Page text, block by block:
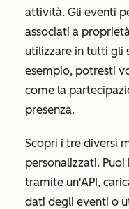
attività. Gli eventi
associati a
utilizzare in tutti gli
esempio, potresti
come la
presenza.
Scopri i tre diversi
personalizzati.
tramite un'API,
dati degli eventi o